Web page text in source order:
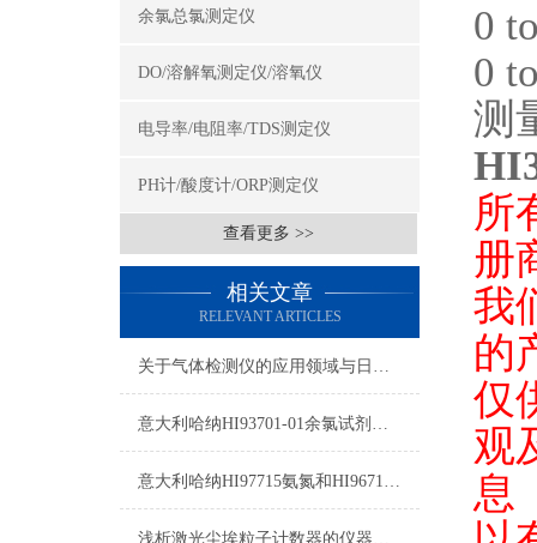
余氯总氯测定仪
DO/溶解氧测定仪/溶氧仪
电导率/电阻率/TDS测定仪
PH计/酸度计/ORP测定仪
查看更多 >>
相关文章
RELEVANT ARTICLES
关于气体检测仪的应用领域与日常注意事项
意大利哈纳HI93701-01余氯试剂详细参数及测量原理
意大利哈纳HI97715氨氮和HI96715氨氮区别
浅析激光尘埃粒子计数器的仪器校准实验
0
0
测
所
册
我
的
仅
观
息